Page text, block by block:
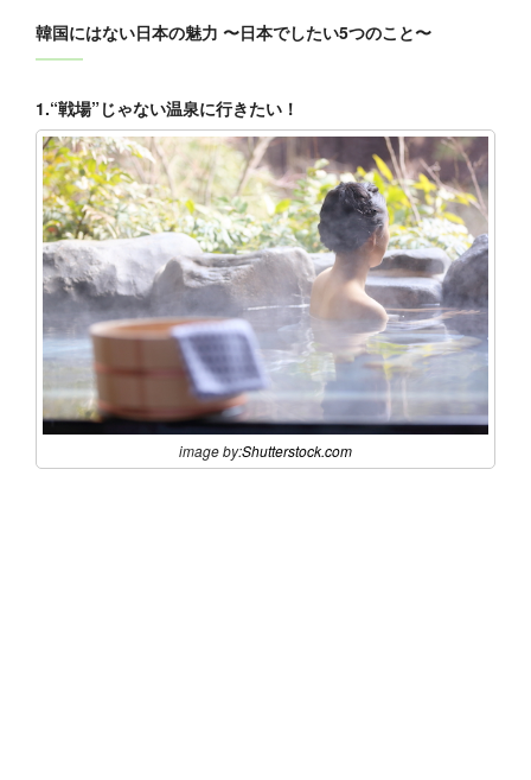
韓国にはない日本の魅力 〜日本でしたい5つのこと〜
1.“戦場”じゃない温泉に行きたい！
image by:Shutterstock.com